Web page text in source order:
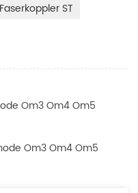
Faserkoppler ST
Om3 Om4 Om5
Om3 Om4 Om5